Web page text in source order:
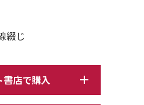
綴じ
書店で購入